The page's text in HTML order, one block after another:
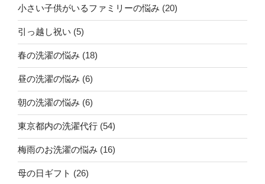
小さい子供がいるファミリーの悩み (20)
引っ越し祝い (5)
春の洗濯の悩み (18)
昼の洗濯の悩み (6)
朝の洗濯の悩み (6)
東京都内の洗濯代行 (54)
梅雨のお洗濯の悩み (16)
母の日ギフト (26)